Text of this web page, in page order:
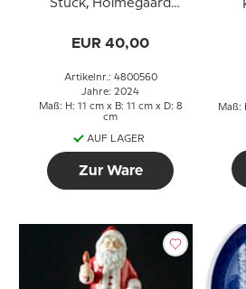
Stück, Holmegaard
EUR 40,00
Artikelnr.: 4800560
Jahre: 2024
Maß: H: 11 cm x B: 11 cm x D: 8
cm
AUF LAGER
Zur Ware
Maß: